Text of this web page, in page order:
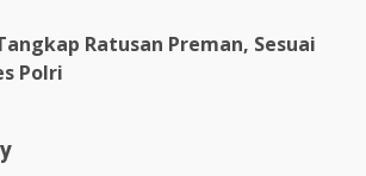
Ratusan Preman, Sesuai
Polri